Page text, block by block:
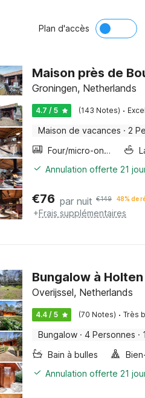
Plan d'accès
Maison près de
Groningen, Netherlands
4.7 / 5 (143 Notes) ·
Maison de vacances · 2
Four/micro-onde combinés
Annulation offerte 21
€76 par nuit €149 48% de
+Frais supplémentaires
Bungalow à
Overijssel, Netherlands
4.4 / 5 (70 Notes) · Très
Bungalow · 4 Personnes ·
Bain à bulles
Annulation offerte 21